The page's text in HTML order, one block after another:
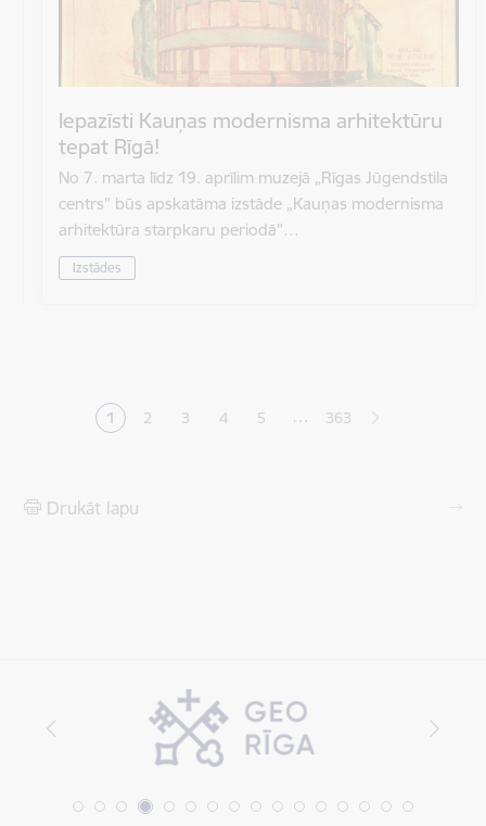
Iepazīsti Kauņas modernisma arhitektūru
tepat Rīgā!
No 7. marta līdz 19. aprīlim muzejā „Rīgas Jūgendstila
centrs” būs apskatāma izstāde „Kauņas modernisma
arhitektūra starpkaru periodā”…
Izstādes
Pašreizējā lapa
1 Lapa
2 Lapa
3 Lapa
4 Lapa
5 … 363
Drukāt lapu